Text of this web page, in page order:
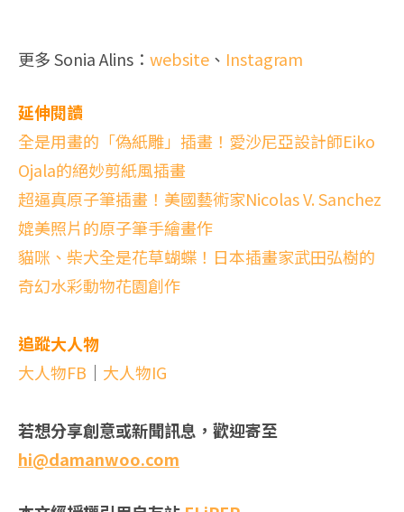
更多 Sonia Alins： website 、 Instagram
延伸閱讀
全是用畫的「偽紙雕」插畫！愛沙尼亞設計師Eiko
Ojala的絕妙剪紙風插畫
超逼真原子筆插畫！美國藝術家Nicolas V. Sanchez
媲美照片的原子筆手繪畫作
貓咪、柴犬全是花草蝴蝶！日本插畫家武田弘樹的
奇幻水彩動物花園創作
追蹤大人物
大人物FB ｜ 大人物IG
若想分享創意或新聞訊息，歡迎寄至
hi@damanwoo.com